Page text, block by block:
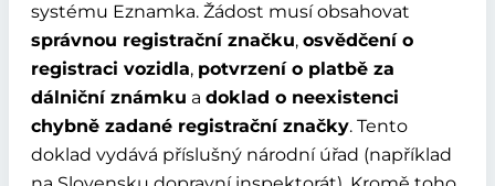
systému Eznamka. Žádost musí obsahovat
správnou registrační značku, osvědčení o
registraci vozidla, potvrzení o platbě za
dálniční známku a doklad o neexistenci
chybně zadané registrační značky. Tento
doklad vydává příslušný národní úřad (například